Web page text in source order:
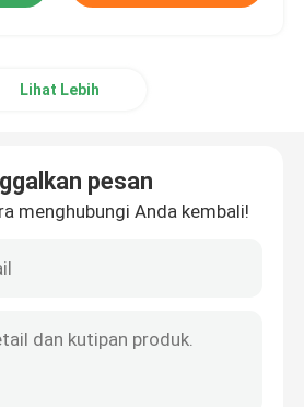
Lihat Lebih
pesan
menghubungi Anda kembali!